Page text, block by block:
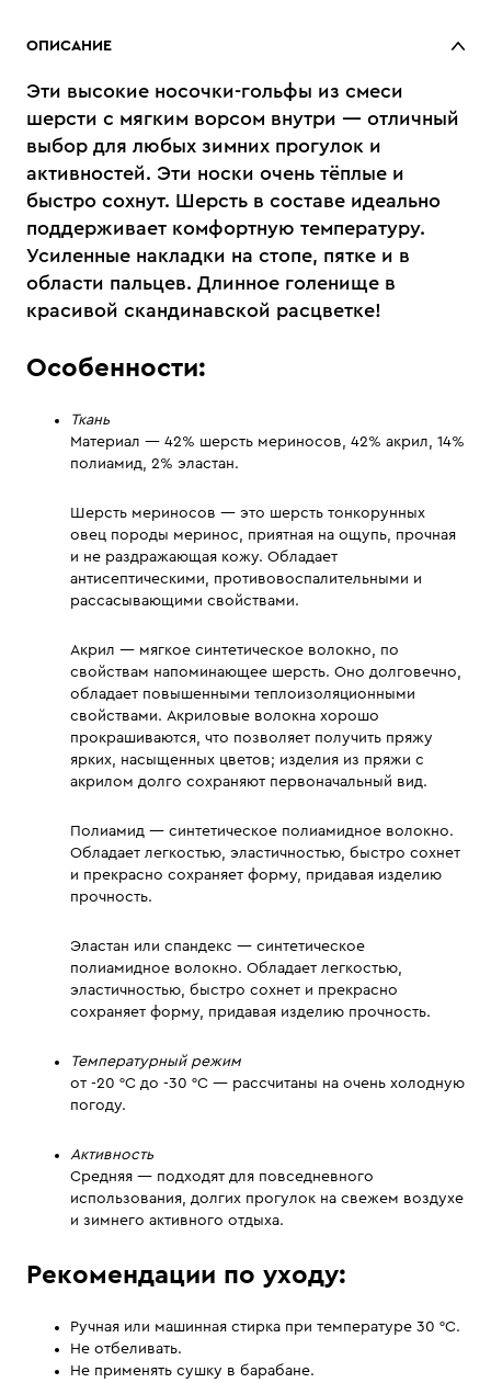
ОПИСАНИЕ
Эти высокие носочки-гольфы из смеси
шерсти с мягким ворсом внутри — отличный
выбор для любых зимних прогулок и
активностей. Эти носки очень тёплые и
быстро сохнут. Шерсть в составе идеально
поддерживает комфортную температуру.
Усиленные накладки на стопе, пятке и в
области пальцев. Длинное голенище в
красивой скандинавской расцветке!
Особенности:
Ткань
Материал — 42% шерсть мериносов, 42% акрил, 14%
полиамид, 2% эластан.
Шерсть мериносов — это шерсть тонкорунных
овец породы меринос, приятная на ощупь, прочная
и не раздражающая кожу. Обладает
антисептическими, противовоспалительными и
рассасывающими свойствами.
Акрил — мягкое синтетическое волокно, по
свойствам напоминающее шерсть. Оно долговечно,
обладает повышенными теплоизоляционными
свойствами. Акриловые волокна хорошо
прокрашиваются, что позволяет получить пряжу
ярких, насыщенных цветов; изделия из пряжи с
акрилом долго сохраняют первоначальный вид.
Полиамид — синтетическое полиамидное волокно.
Обладает легкостью, эластичностью, быстро сохнет
и прекрасно сохраняет форму, придавая изделию
прочность.
Эластан или спандекс — синтетическое
полиамидное волокно. Обладает легкостью,
эластичностью, быстро сохнет и прекрасно
сохраняет форму, придавая изделию прочность.
Температурный режим
от -20 °C до -30 °C — рассчитаны на очень холодную
погоду.
Активность
Средняя — подходят для повседневного
использования, долгих прогулок на свежем воздухе
и зимнего активного отдыха.
Рекомендации по уходу:
Ручная или машинная стирка при температуре 30 °С.
Не отбеливать.
Не применять сушку в барабане.